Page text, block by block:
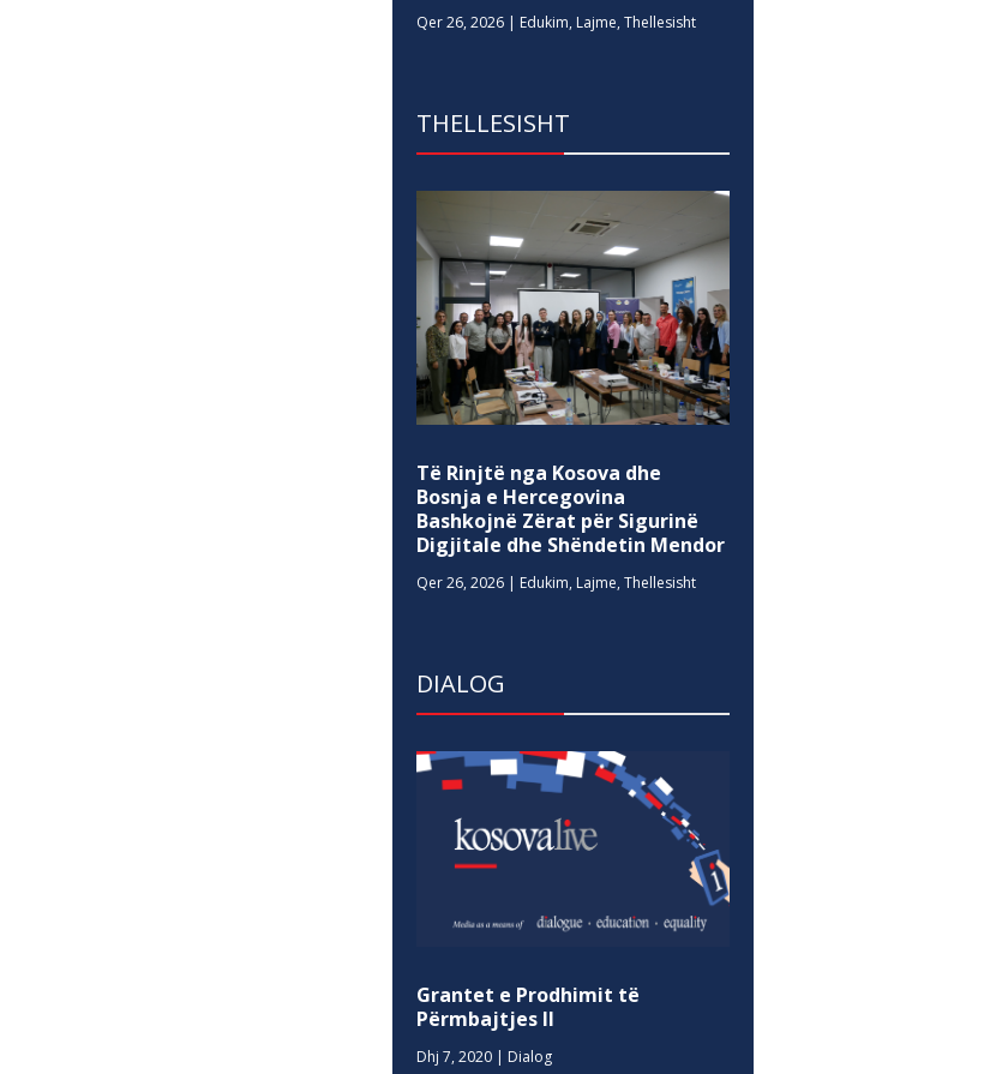
Qer 26, 2026 | Edukim, Lajme,Thellesisht
THELLESISHT
Të Rinjtë nga Kosova dhe
Bosnja e Hercegovina
Bashkojnë Zërat për Sigurinë
Digjitale dhe Shëndetin Mendor
Qer 26, 2026 | Edukim, Lajme,Thellesisht
DIALOG
Grantet e Prodhimit të
Përmbajtjes II
Dhj 7, 2020 | Dialog